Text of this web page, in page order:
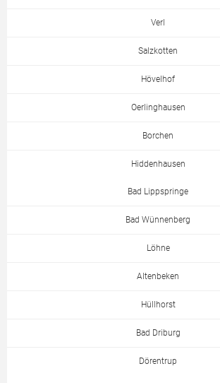
Verl
Salzkotten
Hövelhof
Oerlinghausen
Borchen
Hiddenhausen
Bad Lippspringe
Bad Wünnenberg
Löhne
Altenbeken
Hüllhorst
Bad Driburg
Dörentrup